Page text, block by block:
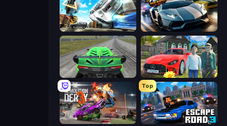
Real Drift World Parking Fury 3D: Side Hustle
Speed Racing Pro 2 Speedboy: History with Grandfather
Demolition Derby 3
Top
Escape Road 3